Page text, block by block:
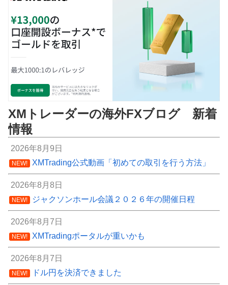
XMトレーダーの海外FXブログ 新着
情報
2026年8月9日
NEW! XMTrading公式動画「初めての取引を行う方法」
2026年8月8日
NEW! ジャクソンホール会議２０２６年の開催日程
2026年8月7日
NEW! XMTradingポータルが重いかも
2026年8月7日
NEW! ドル円を決済できました